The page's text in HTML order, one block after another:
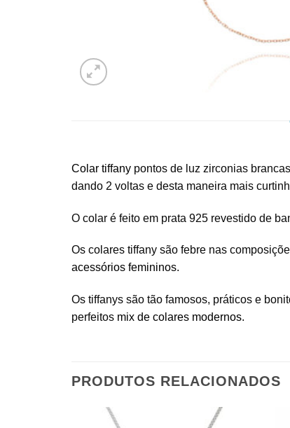
Colar tiffany pontos de luz zirconias
dando 2 voltas e desta maneira mais
O colar é feito em prata 925 revestido de
Os colares tiffany são febre nas
acessórios femininos.
Os tiffanys são tão famosos, práticos e
perfeitos mix de colares modernos.
PRODUTOS RELACIONADOS